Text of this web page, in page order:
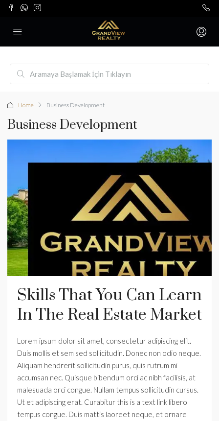
Home Business Development
Business Development
Skills That You Can Learn
In The Real Estate Market
Lorem ipsum dolor sit amet, consectetur adipiscing elit.
Duis mollis et sem sed sollicitudin. Donec non odio neque.
Aliquam hendrerit sollicitudin purus, quis rutrum mi
accumsan nec. Quisque bibendum orci ac nibh facilisis, at
malesuada orci congue. Nullam tempus sollicitudin cursus.
Ut et adipiscing erat. Curabitur this is a text link libero
tempus congue. Duis mattis laoreet neque, et ornare